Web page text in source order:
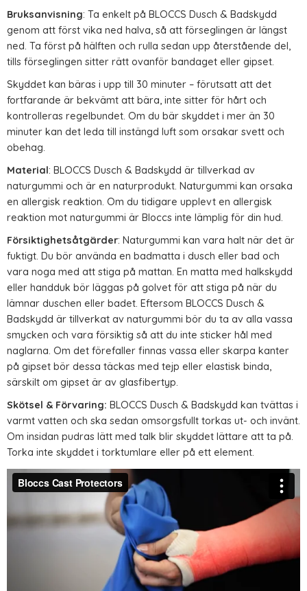
Bruksanvisning: Ta enkelt på BLOCCS Dusch & Badskydd
genom att först vika ned halva, så att förseglingen är längst
ned. Ta först på hälften och rulla sedan upp återstående del,
tills förseglingen sitter rätt ovanför bandaget eller gipset.
Skyddet kan bäras i upp till 30 minuter – förutsatt att det
fortfarande är bekvämt att bära, inte sitter för hårt och
kontrolleras regelbundet. Om du bär skyddet i mer än 30
minuter kan det leda till instängd luft som orsakar svett och
obehag.
Material: BLOCCS Dusch & Badskydd är tillverkad av
naturgummi och är en naturprodukt. Naturgummi kan orsaka
en allergisk reaktion. Om du tidigare upplevt en allergisk
reaktion mot naturgummi är Bloccs inte lämplig för din hud.
Försiktighetsåtgärder: Naturgummi kan vara halt när det är
fuktigt. Du bör använda en badmatta i dusch eller bad och
vara noga med att stiga på mattan. En matta med halkskydd
eller handduk bör läggas på golvet för att stiga på när du
lämnar duschen eller badet. Eftersom BLOCCS Dusch &
Badskydd är tillverkat av naturgummi bör du ta av alla vassa
smycken och vara försiktig så att du inte sticker hål med
naglarna. Om det förefaller finnas vassa eller skarpa kanter
på gipset bör dessa täckas med tejp eller elastisk binda,
särskilt om gipset är av glasfibertyp.
Skötsel & Förvaring: BLOCCS Dusch & Badskydd kan tvättas i
varmt vatten och ska sedan omsorgsfullt torkas ut- och invänt.
Om insidan pudras lätt med talk blir skyddet lättare att ta på.
Torka inte skyddet i torktumlare eller på ett element.